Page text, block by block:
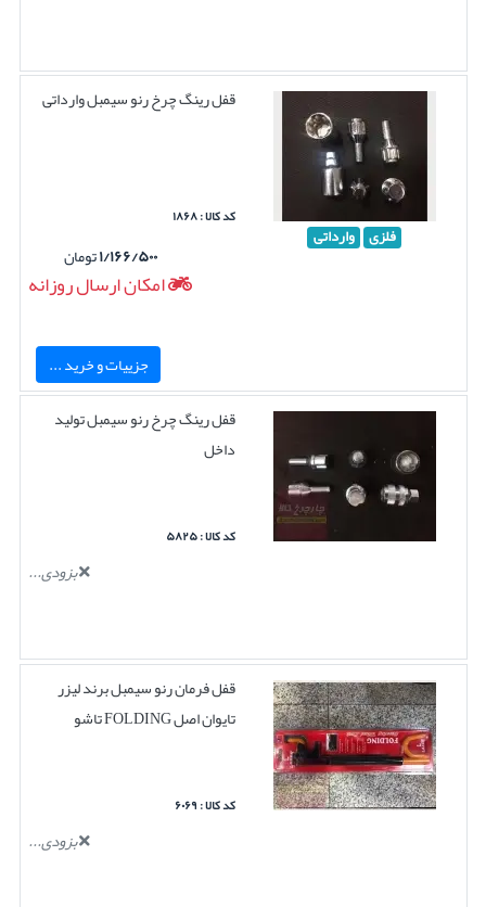
فلزی وارداتی
قفل رینگ چرخ رنو سیمبل وارداتی
کد کالا : ۱۸۶۸
۱/۱۶۶/۵۰۰تومان
امکان ارسال روزانه
جزییات و خرید ...
قفل رینگ چرخ رنو سیمبل تولید
داخل
کد کالا : ۵۸۲۵
بزودی...
قفل فرمان رنو سیمبل برند لیزر
تایوان اصل FOLDING تاشو
کد کالا : ۶۰۶۹
بزودی...